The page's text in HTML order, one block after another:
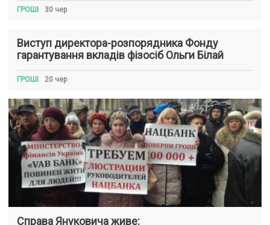
ГРОШІ 30 чер
Виступ директора-розпорядника Фонду
гарантування вкладів фізосіб Ольги Білай
ГРОШІ 20 чер
Справа Януковича живе: